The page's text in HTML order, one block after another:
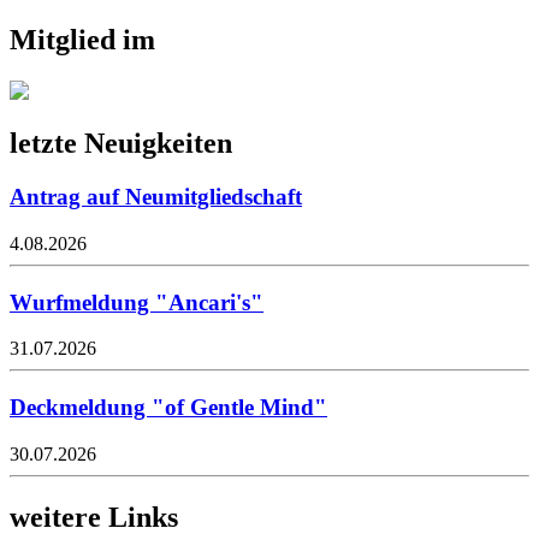
Mitglied im
letzte Neuigkeiten
Antrag auf Neumitgliedschaft
4.08.2026
Wurfmeldung "Ancari's"
31.07.2026
Deckmeldung "of Gentle Mind"
30.07.2026
weitere Links